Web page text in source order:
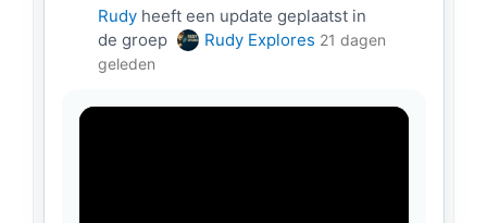
Rudy heeft een update geplaatst in
de groep
Rudy Explores 21 dagen
geleden